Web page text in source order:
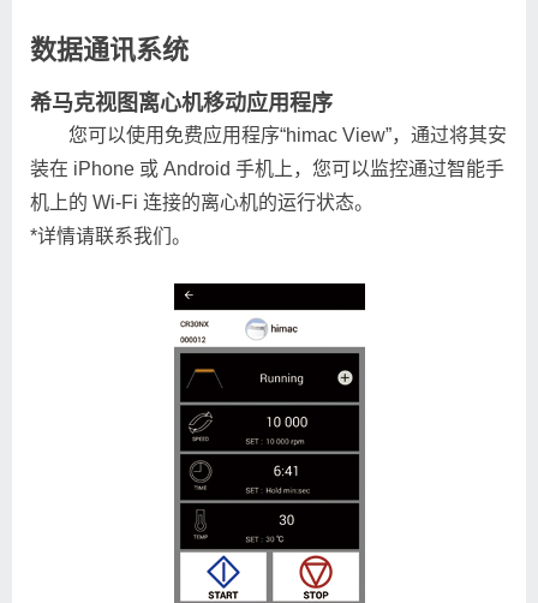
数据通讯系统
希马克视图离心机移动应用程序
您可以使用免费应用程序“himac View”，通过将其安
装在 iPhone 或 Android 手机上，您可以监控通过智能手
机上的 Wi-Fi 连接的离心机的运行状态。
*详情请联系我们。